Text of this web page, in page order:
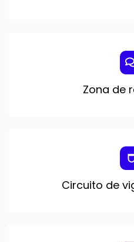
Zona de
Circuito de